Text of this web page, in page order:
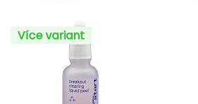
Více variant